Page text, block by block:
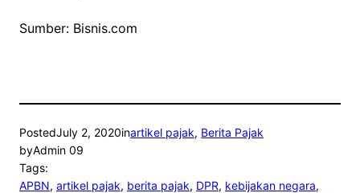
Sumber: Bisnis.com
PostedJuly 2, 2020inartikel pajak, Berita Pajak
byAdmin 09
Tags:
APBN, artikel pajak, berita pajak, DPR, kebijakan negara